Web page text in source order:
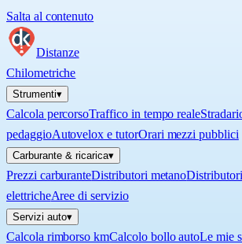
Salta al contenuto
Distanze
Chilometriche
Strumenti▾
Calcola percorsoTraffico in tempo reale
pedaggioAutovelox e tutorOrari mezzi pubblici
Carburante & ricarica▾
Prezzi carburanteDistributori metano
elettricheAree di servizio
Servizi auto▾
Calcola rimborso kmCalcolo bollo autoLe mie